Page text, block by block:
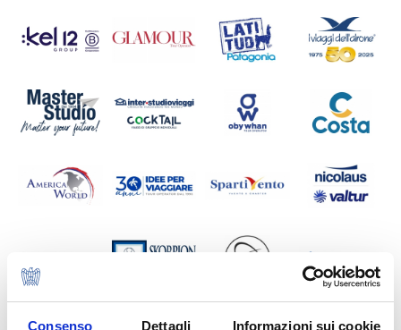
Consenso Dettagli Informazioni sui cookie